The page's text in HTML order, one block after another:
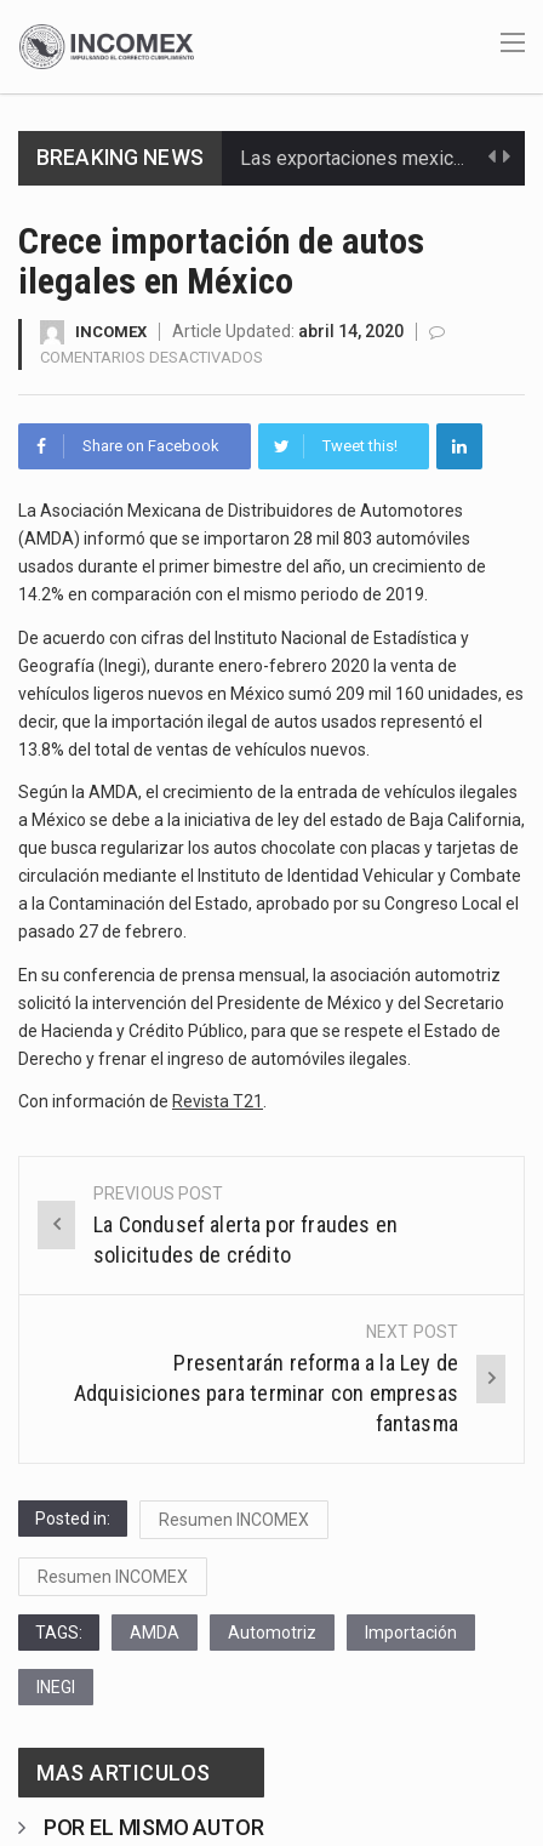
BREAKING NEWS Las exportaciones mexicanas de vehículos ligeros disminuyeron 9.67 % en julio a tasa anual, alcanzando…
Los créditos fiscales determinados a empresas IMMEX rara vez nacen de una interpretación equivocada de…
La inversión fija bruta en México registró un aumento de 1.1% interanual en mayo de…
El Departamento de Agricultura de Estados Unidos (USDA) suspendió el 5 de agosto de 2026…
Crece importación de autos
ilegales en México
INCOMEX Article Updated: abril 14, 2020
COMENTARIOS DESACTIVADOS
AUTOS
EN
MÉXICO
Share on Facebook Tweet this!
La Asociación Mexicana de Distribuidores de Automotores
(AMDA) informó que se importaron 28 mil 803 automóviles
usados durante el primer bimestre del año, un crecimiento de
14.2% en comparación con el mismo periodo de 2019.
De acuerdo con cifras del Instituto Nacional de Estadística y
Geografía (Inegi), durante enero-febrero 2020 la venta de
vehículos ligeros nuevos en México sumó 209 mil 160 unidades, es
decir, que la importación ilegal de autos usados representó el
13.8% del total de ventas de vehículos nuevos.
Según la AMDA, el crecimiento de la entrada de vehículos ilegales
a México se debe a la iniciativa de ley del estado de Baja California,
que busca regularizar los autos chocolate con placas y tarjetas de
circulación mediante el Instituto de Identidad Vehicular y Combate
a la Contaminación del Estado, aprobado por su Congreso Local el
pasado 27 de febrero.
En su conferencia de prensa mensual, la asociación automotriz
solicitó la intervención del Presidente de México y del Secretario
de Hacienda y Crédito Público, para que se respete el Estado de
Derecho y frenar el ingreso de automóviles ilegales.
Con información de Revista T21 .
Post
navigation
PREVIOUS POST
La Condusef alerta por fraudes en
solicitudes de crédito
NEXT POST
Presentarán reforma a la Ley de
Adquisiciones para terminar con empresas
fantasma
Posted in: Resumen INCOMEX
Resumen INCOMEX
TAGS: AMDA Automotriz Importación
INEGI
MAS ARTICULOS
POR EL MISMO AUTOR